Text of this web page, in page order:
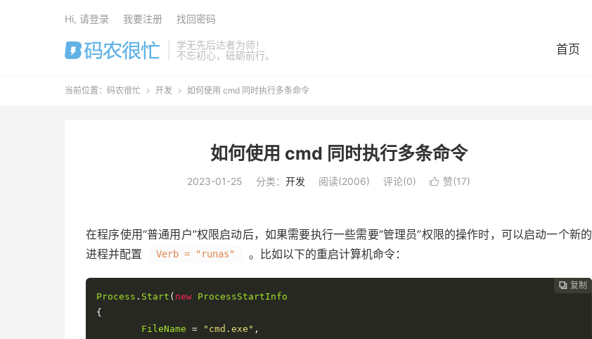
学无先后达者为师！
不忘初心，砥砺前行。
首页
Hi, 请登录 我要注册 找回密码
当前位置： 码农很忙  开发  如何使用 cmd 同时执行多条命令
如何使用 cmd 同时执行多条命令
2023-01-25 分类： 开发 阅读(2006) 评论(0)  赞(17)
在程序使用“普通用户”权限启动后，如果需要执行一些需要“管理员”权限的操作时，可以启动一个新的
进程并配置
Verb = "runas" 。比如以下的重启计算机命令：
 复制
 复制
 复制
 复制
Process . Start ( new ProcessStartInfo
{
FileName = "cmd.exe" ,